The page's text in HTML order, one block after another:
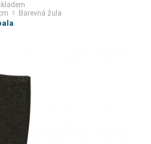
Barevná žula